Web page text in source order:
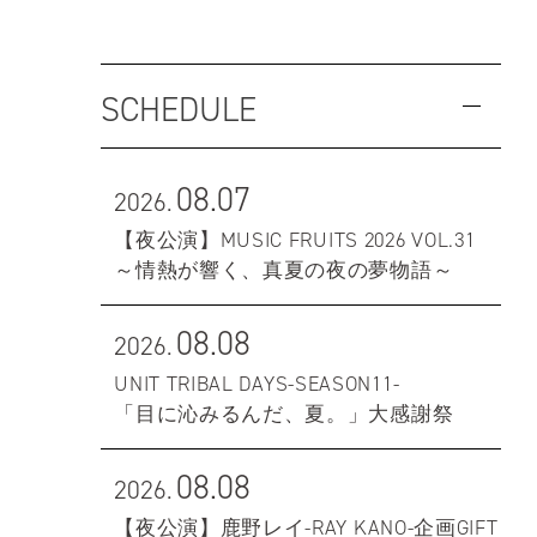
SCHEDULE
2026.08.07
【夜公演】MUSIC FRUITS 2026 VOL.31
～情熱が響く、真夏の夜の夢物語～
2026.08.08
UNIT TRIBAL DAYS-SEASON11-
「目に沁みるんだ、夏。」大感謝祭
2026.08.08
【夜公演】鹿野レイ-RAY KANO-企画GIFT